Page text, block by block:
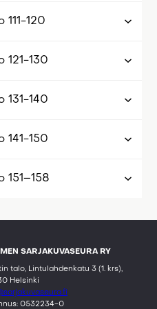
111-120
121-130
131-140
141-150
151–158
SARJAKUVASEURA RY
talo, Lintulahdenkatu 3 (1. krs),
Helsinki
0532234-0